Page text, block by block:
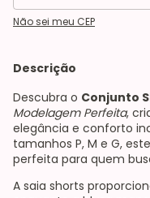
Não sei meu CEP
Descrição
Descubra o Conjunto
Modelagem Perfeita,
elegância e conforto
tamanhos P, M e G,
perfeita para quem
A saia shorts